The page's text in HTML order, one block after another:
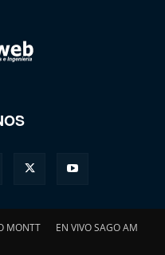
MONTT EN VIVO SAGO AM